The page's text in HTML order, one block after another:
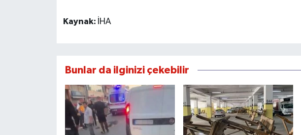
Kaynak: İHA
Bunlar da ilginizi çekebilir